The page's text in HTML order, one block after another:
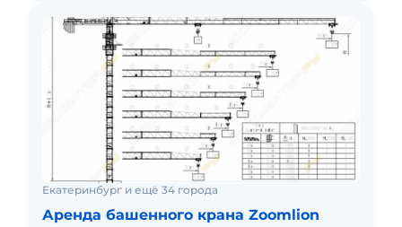
Екатеринбург и ещё 34 города
Аренда башенного крана Zoomlion